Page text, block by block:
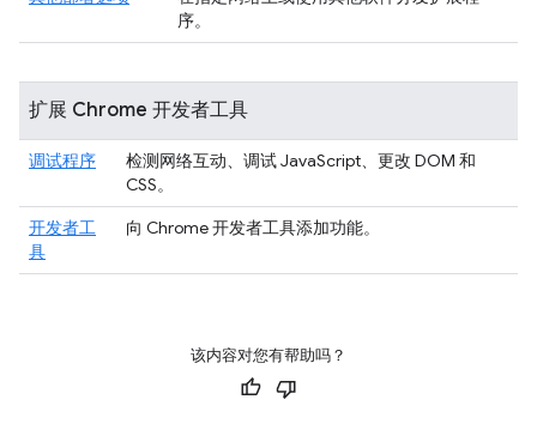
序。
扩展 Chrome 开发者工具
调试程序
检测网络互动、调试 JavaScript、更改 DOM 和
CSS。
开发者工
具
向 Chrome 开发者工具添加功能。
该内容对您有帮助吗？